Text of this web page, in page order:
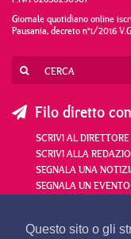
Questo sito o gli
Giornale quotidiano online
Pausania, decreto n°1/2016
Filo diretto
SCRIVI AL DIRETTORE
SCRIVI ALLA
SEGNALA UNA
SEGNALA UN EVENTO